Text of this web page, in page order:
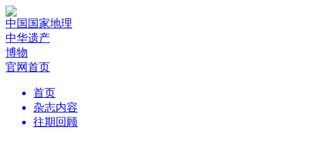
中国国家地理
中华遗产
博物
官网首页
首页
杂志内容
往期回顾